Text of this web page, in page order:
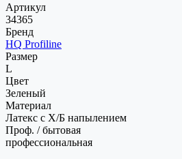
Артикул
34365
Бренд
HQ Profiline
Размер
L
Цвет
Зеленый
Материал
Латекс с Х/Б напылением
Проф. / бытовая
профессиональная